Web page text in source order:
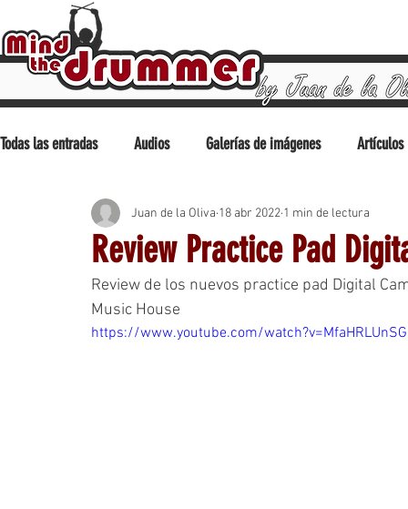
Todas las entradas Audios Galerías de imágenes Artículos
Análisis/Reviews Tocando Consejos Drumfest
Review Practice Pad
Juan de la Oliva 18 abr 2022 1 min de lectura
Review de los nuevos practice pad Digital
Music House
https://www.youtube.com/